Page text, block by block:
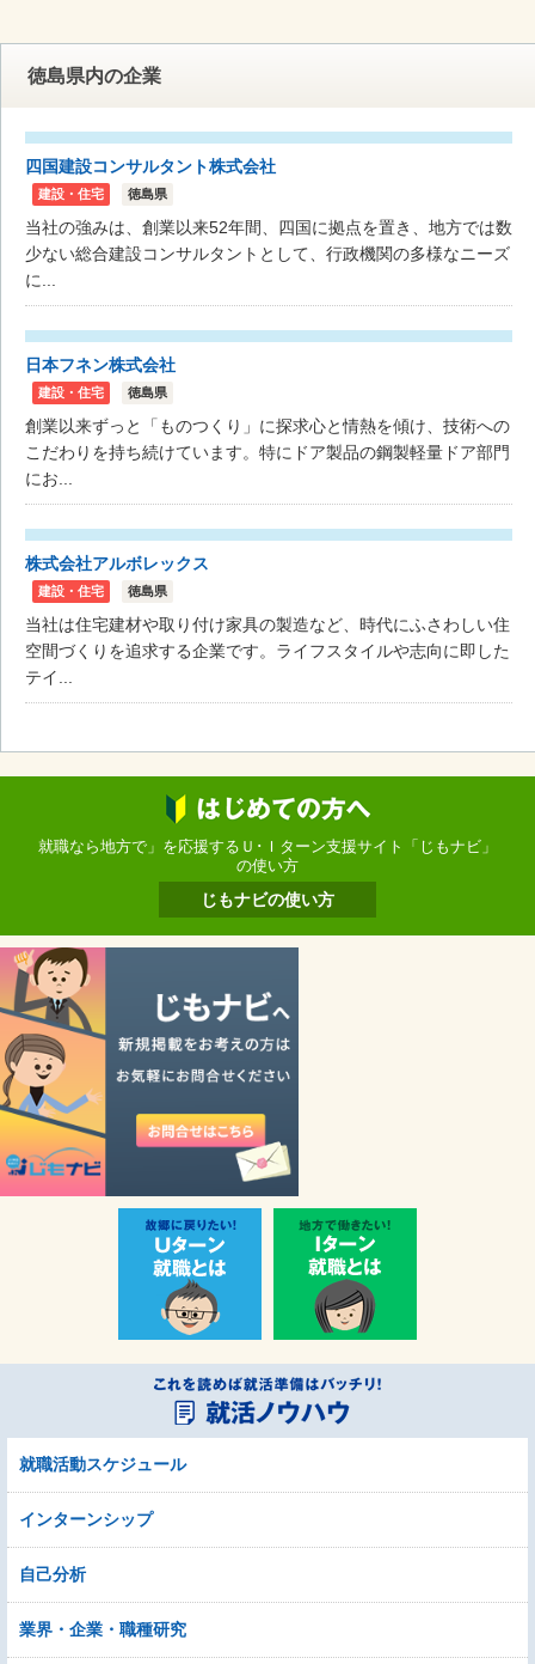
徳島県内の企業
四国建設コンサルタント株式会社
建設・住宅 徳島県
当社の強みは、創業以来52年間、四国に拠点を置き、地方では数
少ない総合建設コンサルタントとして、行政機関の多様なニーズ
に...
日本フネン株式会社
建設・住宅 徳島県
創業以来ずっと「ものつくり」に探求心と情熱を傾け、技術への
こだわりを持ち続けています。特にドア製品の鋼製軽量ドア部門
にお...
株式会社アルボレックス
建設・住宅 徳島県
当社は住宅建材や取り付け家具の製造など、時代にふさわしい住
空間づくりを追求する企業です。ライフスタイルや志向に即した
テイ...
就職なら地方で」を応援するＵ･Ｉターン支援サイト「じもナビ」
の使い方
じもナビの使い方
就職活動スケジュール
インターンシップ
自己分析
業界・企業・職種研究